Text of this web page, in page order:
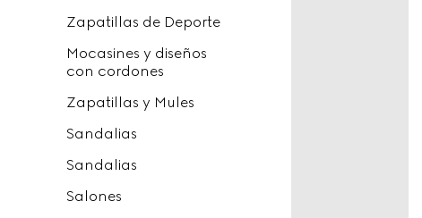
Zapatillas de Deporte
Mocasines y diseños
con cordones
Zapatillas y Mules
Sandalias
Sandalias
Salones